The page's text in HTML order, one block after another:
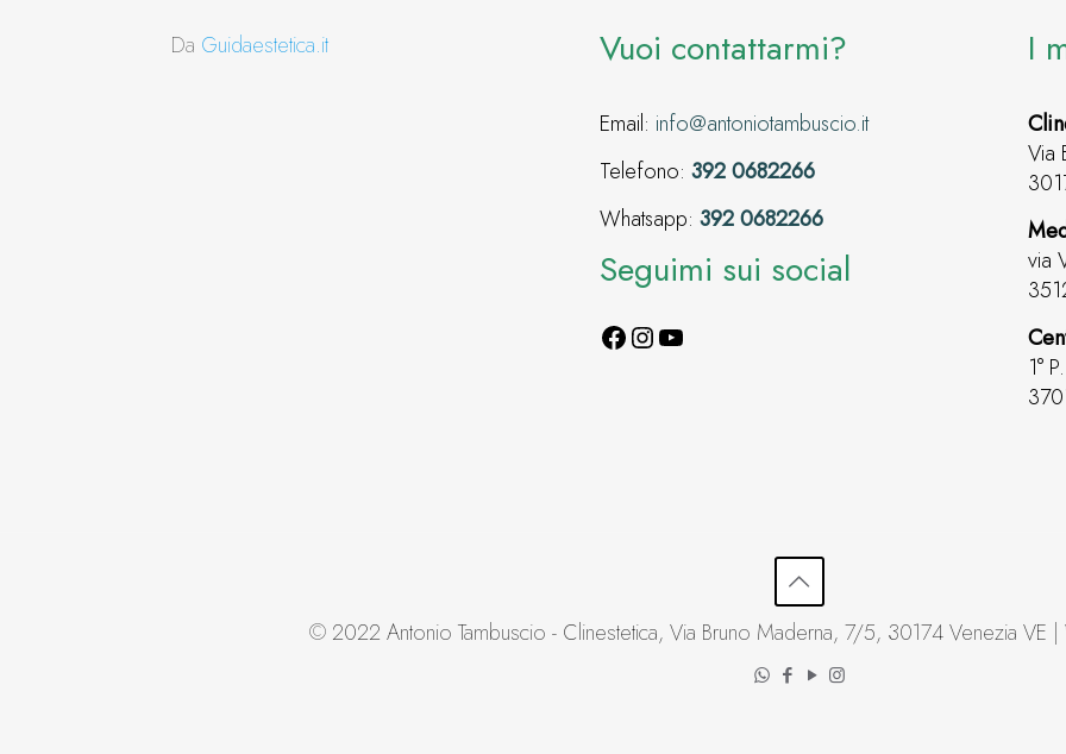
Da Guidaestetica.it Vuoi contattarmi?
Email: info@antoniotambuscio.it
Telefono: 392 0682266
Whatsapp: 392 0682266
Seguimi sui social
I
Via
via
1°
© 2022 Antonio Tambuscio - Clinestetica, Via Bruno Maderna, 7/5, 30174 Venezia VE